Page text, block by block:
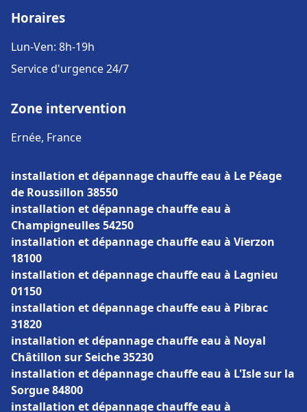
Horaires
Lun-Ven: 8h-19h
Service d'urgence 24/7
Zone intervention
Ernée, France
installation et dépannage chauffe eau à Le Péage
de Roussillon 38550
installation et dépannage chauffe eau à
Champigneulles 54250
installation et dépannage chauffe eau à Vierzon
18100
installation et dépannage chauffe eau à Lagnieu
01150
installation et dépannage chauffe eau à Pibrac
31820
installation et dépannage chauffe eau à Noyal
Châtillon sur Seiche 35230
installation et dépannage chauffe eau à L'Isle sur la
Sorgue 84800
installation et dépannage chauffe eau à